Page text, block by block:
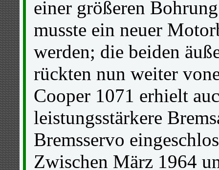
einer größeren
musste ein neuer
werden; die beiden
rückten nun weiter
Cooper 1071 erhielt
leistungsstärkere
Bremsservo
Zwischen März 1964